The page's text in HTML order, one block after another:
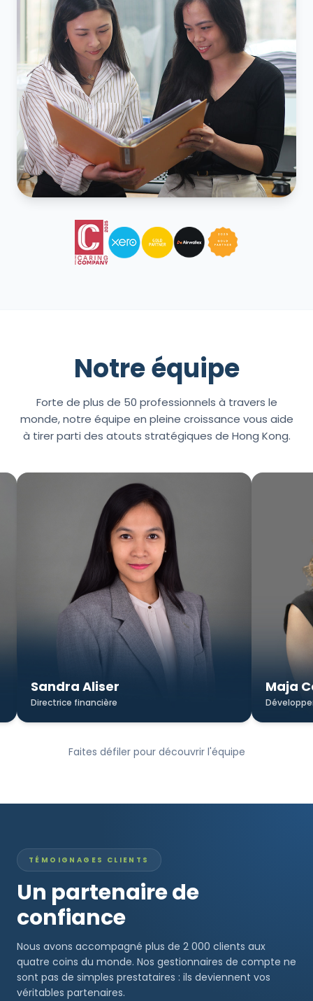
Notre équipe
Forte de plus de 50 professionnels à travers le
monde, notre équipe en pleine croissance vous aide
à tirer parti des atouts stratégiques de Hong Kong.
Sandra Aliser
Directrice financière
Maja
Faites défiler pour découvrir l'équipe
TÉMOIGNAGES CLIENTS
Un partenaire de
confiance
Nous avons accompagné plus de 2 000 clients aux
quatre coins du monde. Nos gestionnaires de compte ne
sont pas de simples prestataires : ils deviennent vos
véritables partenaires.